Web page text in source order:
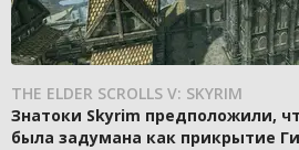
THE ELDER SCROLLS V: SKYRIM
Знатоки Skyrim предположили,
была задумана как прикрытие